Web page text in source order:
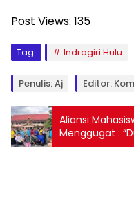
Post Views: 135
Tag: Indragiri Hulu
Penulis: Aj Editor:
Aliansi
Menggugat :